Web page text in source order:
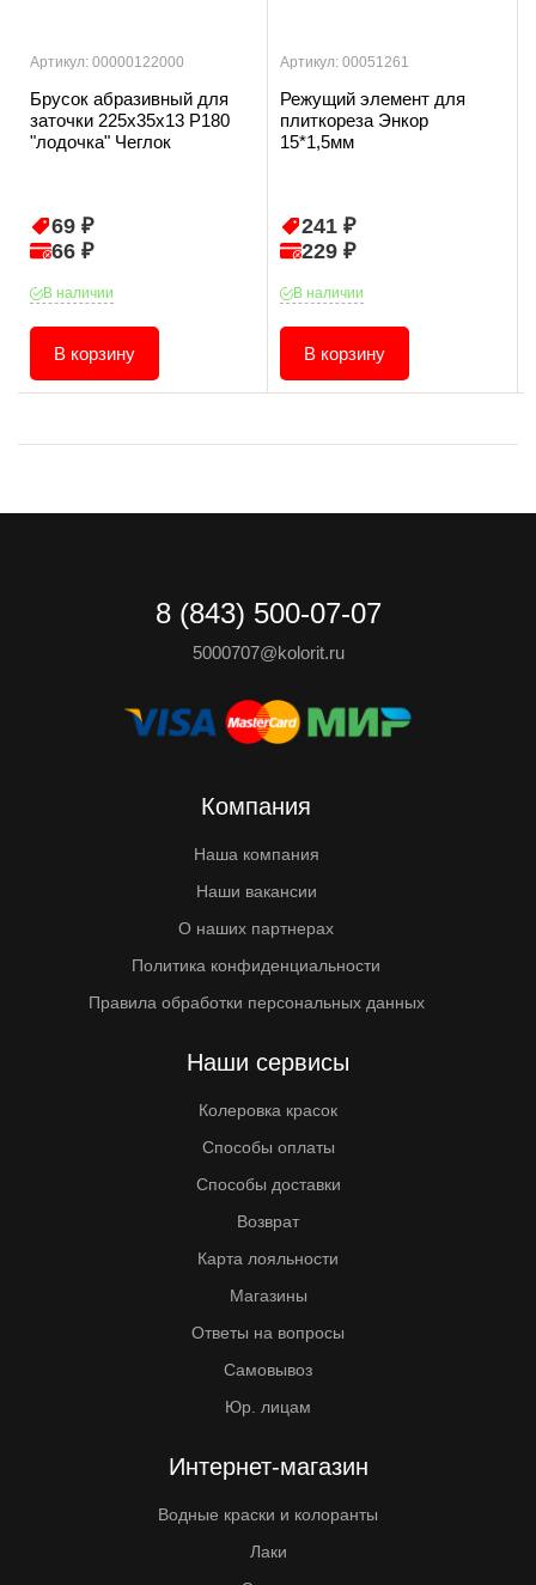
Артикул: 00000122000
Брусок абразивный для
заточки 225х35х13 Р180
"лодочка" Чеглок
69 ₽
66 ₽
В наличии
В корзину
Артикул: 00051261
Режущий элемент для
плиткореза Энкор
15*1,5мм
241 ₽
229 ₽
В наличии
В корзину
8 (843) 500-07-07
5000707@kolorit.ru
Компания
Наша компания
Наши вакансии
О наших партнерах
Политика конфиденциальности
Правила обработки персональных данных
Наши сервисы
Колеровка красок
Способы оплаты
Способы доставки
Возврат
Карта лояльности
Магазины
Ответы на вопросы
Самовывоз
Юр. лицам
Интернет-магазин
Водные краски и колоранты
Лаки